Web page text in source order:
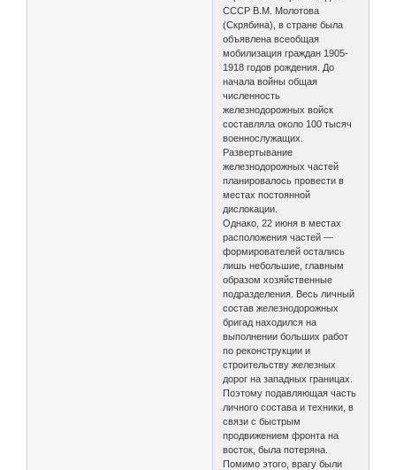
СССР В.М. Молотова
(Скрябина), в стране была
объявлена всеобщая
мобилизация граждан 1905-
1918 годов рождения. До
начала войны общая
численность
железнодорожных войск
составляла около 100 тысяч
военнослужащих.
Развертывание
железнодорожных частей
планировалось провести в
местах постоянной
дислокации.
Однако, 22 июня в местах
расположения частей —
формирователей остались
лишь небольшие, главным
образом хозяйственные
подразделения. Весь личный
состав железнодорожных
бригад находился на
выполнении больших работ
по реконструкции и
строительству железных
дорог на западных границах.
Поэтому подавляющая часть
личного состава и техники, в
связи с быстрым
продвижением фронта на
восток, была потеряна.
Помимо этого, врагу были